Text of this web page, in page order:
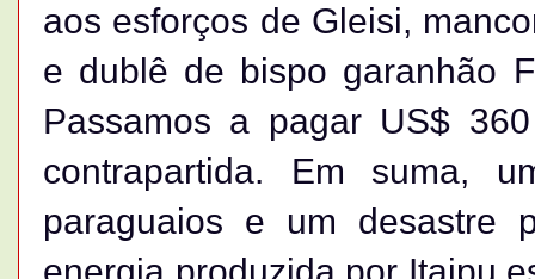
aos esforços de Gleisi,
e dublê de bispo garanhão
Passamos a pagar US$
contrapartida. Em suma,
paraguaios e um